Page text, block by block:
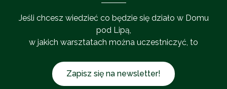
Jeśli chcesz wiedzieć co będzie się działo w Domu
pod Lipą,
w jakich warsztatach można uczestniczyć, to
Zapisz się na newsletter!